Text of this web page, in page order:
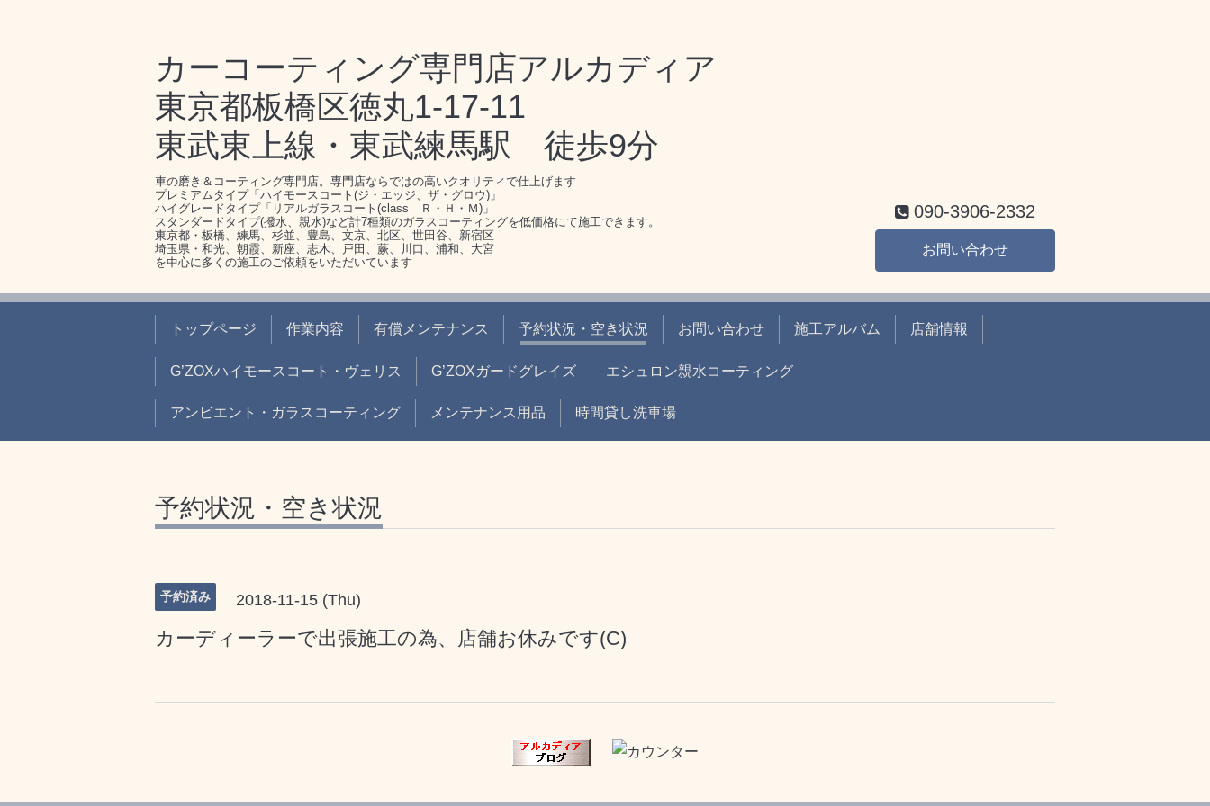
カーコーティング専門店アルカディア
東京都板橋区徳丸1-17-11
東武東上線・東武練馬駅 徒歩9分
車の磨き＆コーティング専門店。専門店ならではの高いクオリティで仕上げます
プレミアムタイプ「ハイモースコート(ジ・エッジ、ザ・グロウ)」
ハイグレードタイプ「リアルガラスコート(class Ｒ・Ｈ・Ｍ)」
スタンダードタイプ(撥水、親水)など計7種類のガラスコーティングを低価格にて施工できます。
東京都・板橋、練馬、杉並、豊島、文京、北区、世田谷、新宿区
埼玉県・和光、朝霞、新座、志木、戸田、蕨、川口、浦和、大宮
を中心に多くの施工のご依頼をいただいています
090-3906-2332
お問い合わせ
トップページ 作業内容 有償メンテナンス 予約状況・空き状況 お問い合わせ 施工アルバム 店舗情報
G’ZOXハイモースコート・ヴェリス G’ZOXガードグレイズ エシュロン親水コーティング
アンビエント・ガラスコーティング メンテナンス用品 時間貸し洗車場
予約状況・空き状況
予約済み 2018-11-15 (Thu)
カーディーラーで出張施工の為、店舗お休みです(C)